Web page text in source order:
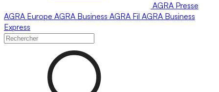
AGRA Presse
AGRA Europe AGRA Business AGRA Fil AGRA Business
Express